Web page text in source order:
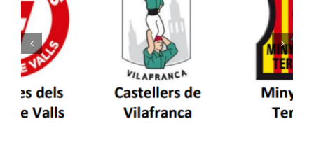
Els Castellers de Vilafranca unieixen tradició i
patrimoni en un viatge de colla a la Vall
d’Aran i a la Vall de Boí